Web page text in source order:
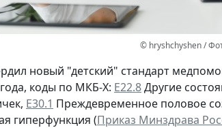
© hryshchyshen /
новый "детский" стандарт
коды по МКБ-Х: Е22.8Другие
Е30.1 Преждевременное половое
гиперфункция (Приказ Минздрава